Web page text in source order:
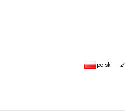
polski zł